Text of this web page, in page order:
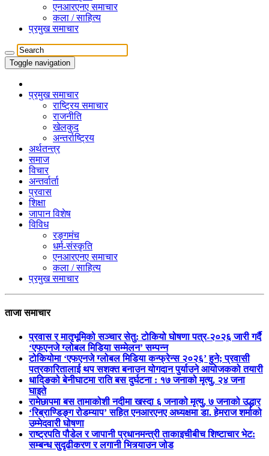
एनआरएनए समाचार
कला / साहित्य
प्रमुख समाचार
Toggle navigation
प्रमुख समाचार
राष्ट्रिय समाचार
राजनीति
खेलकुद
अन्तर्राष्ट्रिय
अर्थतन्त्र
समाज
विचार
अन्तर्वार्ता
प्रवास
शिक्षा
जापान विशेष
विविध
रङ्गमंच
धर्म-संस्कृति
एनआरएनए समाचार
कला / साहित्य
प्रमुख समाचार
ताजा समाचार
प्रवास र मातृभूमिको सञ्चार सेतु: टोकियो घोषणा पत्र-२०२६ जारी गर्दै
‘एफएनजे ग्लोबल मिडिया सम्मेलन’ सम्पन्न
टोकियोमा ‘एफएनजे ग्लोबल मिडिया कन्फ्रेन्स २०२६’ हुने; प्रवासी
पत्रकारितालाई थप सशक्त बनाउन योगदान पुर्याउने आयोजकको तयारी
धादिङको बेनीघाटमा राति बस दुर्घटना : १७ जनाको मृत्यु, २४ जना
घाइते
रामेछापमा बस तामाकोशी नदीमा खस्दा ६ जनाको मृत्यु, ७ जनाको उद्धार
‘रिब्राण्डिङ्ग रोडम्याप’ सहित एनआरएनए अध्यक्षमा डा. हेमराज शर्माको
उम्मेदवारी घोषणा
राष्ट्रपति पौडेल र जापानी प्रधानमन्त्री ताकाइचीबीच शिष्टाचार भेट:
सम्बन्ध सुदृढीकरण र लगानी भित्र्याउन जोड